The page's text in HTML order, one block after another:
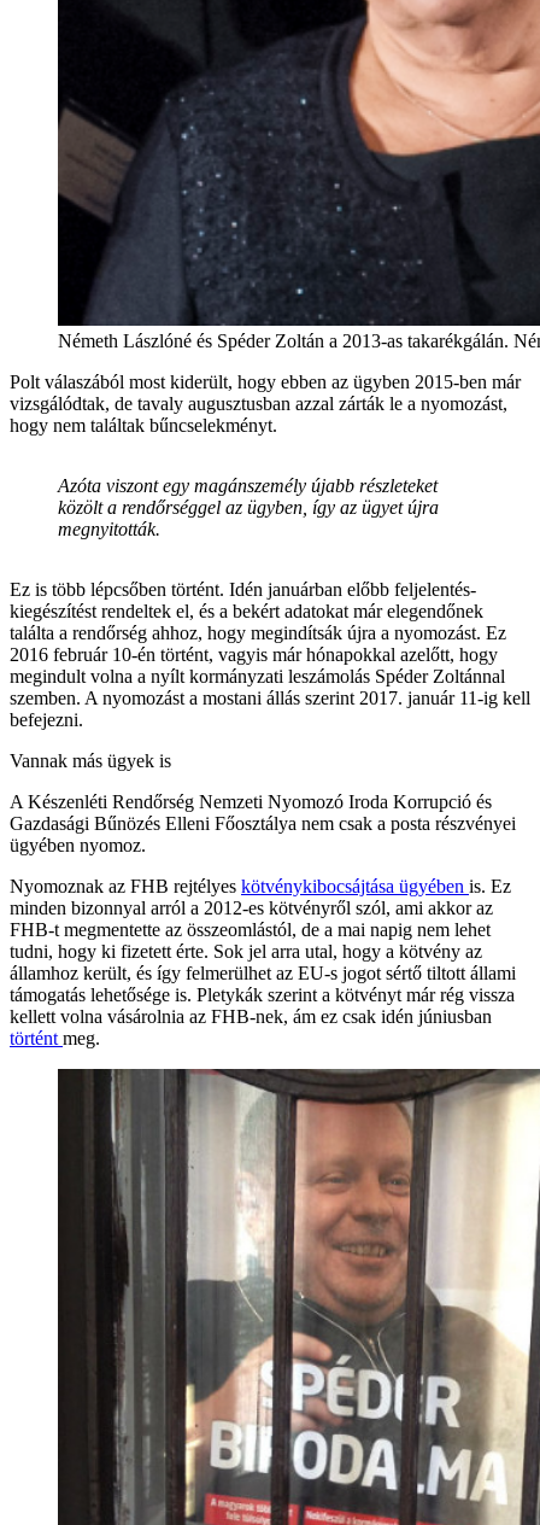
Németh Lászlóné és Spéder Zoltán a 2013-as takarékgálán.
Polt válaszából most kiderült, hogy ebben az ügyben 2015-ben már
vizsgálódtak, de tavaly augusztusban azzal zárták le a nyomozást,
hogy nem találtak bűncselekményt.
Azóta viszont egy magánszemély újabb részleteket
közölt a rendőrséggel az ügyben, így az ügyet újra
megnyitották.
Ez is több lépcsőben történt. Idén januárban előbb feljelentés-
kiegészítést rendeltek el, és a bekért adatokat már elegendőnek
találta a rendőrség ahhoz, hogy megindítsák újra a nyomozást. Ez
2016 február 10-én történt, vagyis már hónapokkal azelőtt, hogy
megindult volna a nyílt kormányzati leszámolás Spéder Zoltánnal
szemben. A nyomozást a mostani állás szerint 2017. január 11-ig kell
befejezni.
Vannak más ügyek is
A Készenléti Rendőrség Nemzeti Nyomozó Iroda Korrupció és
Gazdasági Bűnözés Elleni Főosztálya nem csak a posta részvényei
ügyében nyomoz.
Nyomoznak az FHB rejtélyes kötvénykibocsájtása ügyében is. Ez
minden bizonnyal arról a 2012-es kötvényről szól, ami akkor az
FHB-t megmentette az összeomlástól, de a mai napig nem lehet
tudni, hogy ki fizetett érte. Sok jel arra utal, hogy a kötvény az
államhoz került, és így felmerülhet az EU-s jogot sértő tiltott állami
támogatás lehetősége is. Pletykák szerint a kötvényt már rég vissza
kellett volna vásárolnia az FHB-nek, ám ez csak idén júniusban
történt meg.